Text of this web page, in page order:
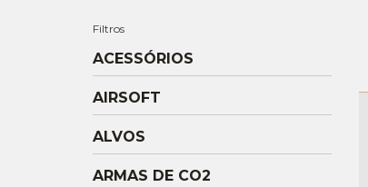
Filtros
ACESSÓRIOS
AIRSOFT
ALVOS
ARMAS DE CO2